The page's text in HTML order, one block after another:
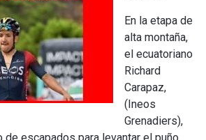
En la etapa de
alta montaña,
el ecuatoriano
Richard
Carapaz,
(Ineos
Grenadiers),